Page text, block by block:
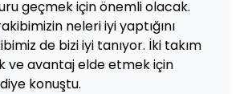
geçmek için önemli olacak.
neleri iyi yaptığını
de bizi iyi tanıyor. İki takım
ve avantaj elde etmek için
konuştu.